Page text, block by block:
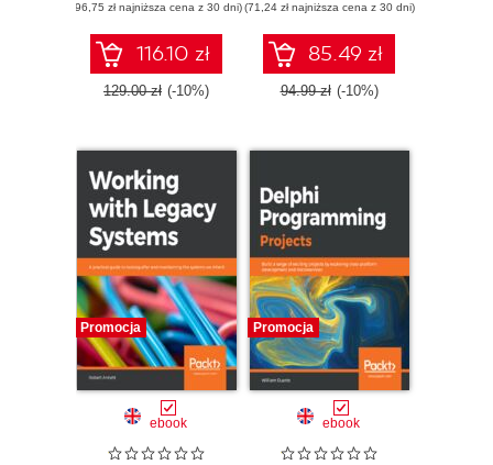
microservices on
Kubernetes
(96,75 zł najniższa cena z 30 dni)
116.10 zł
129.00 zł (-10%)
Deconstruct
object-oriented
programming and
use it with other
programming
(71,24 zł najniższa cena z 30 dni)
85.49 zł
94.99 zł (-10%)
Promocja
ebook
Promocja
ebook